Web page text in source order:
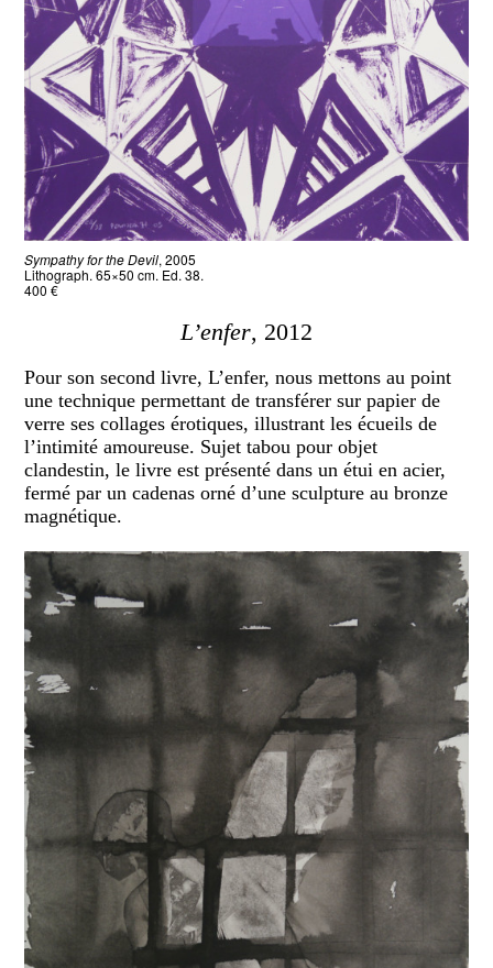
Sympathy for the Devil, 2005
Lithograph. 65×50 cm. Ed. 38.
400 €
L’enfer, 2012
Pour son second livre, L’enfer, nous mettons au point
une technique permettant de transférer sur papier de
verre ses collages érotiques, illustrant les écueils de
l’intimité amoureuse. Sujet tabou pour objet
clandestin, le livre est présenté dans un étui en acier,
fermé par un cadenas orné d’une sculpture au bronze
magnétique.